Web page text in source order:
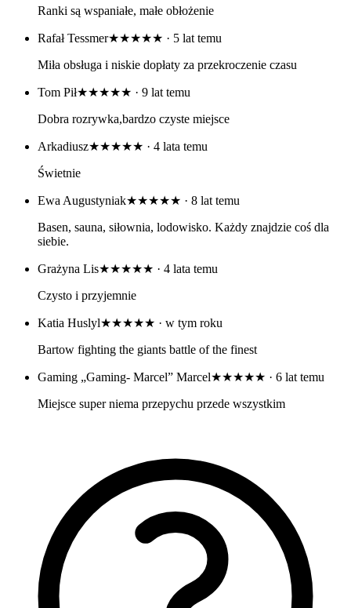
Ranki są wspaniałe, małe obłożenie
Rafał Tessmer★★★★★ · 5 lat temu
Miła obsługa i niskie dopłaty za przekroczenie czasu
Tom Pił★★★★★ · 9 lat temu
Dobra rozrywka,bardzo czyste miejsce
Arkadiusz★★★★★ · 4 lata temu
Świetnie
Ewa Augustyniak★★★★★ · 8 lat temu
Basen, sauna, siłownia, lodowisko. Każdy znajdzie coś dla
siebie.
Grażyna Lis★★★★★ · 4 lata temu
Czysto i przyjemnie
Katia Huslyl★★★★★ · w tym roku
Bartow fighting the giants battle of the finest
Gaming „Gaming- Marcel” Marcel★★★★★ · 6 lat temu
Miejsce super niema przepychu przede wszystkim